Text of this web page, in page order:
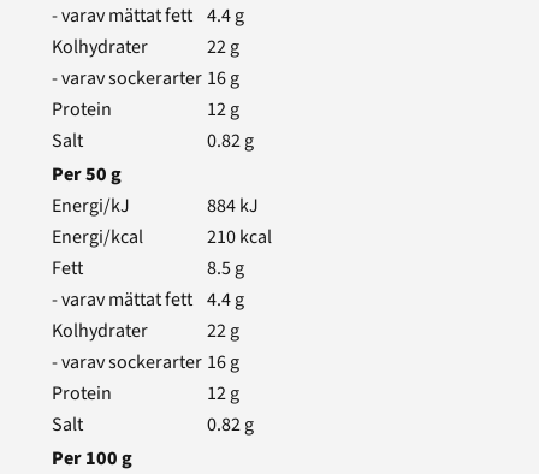
- varav mättat fett 4.4g
Kolhydrater
22g
- varav sockerarter 16g
Protein
12g
Salt
0.82g
Per50g
Energi/kJ
884kJ
Energi/kcal
210kcal
Fett
8.5g
- varav mättat fett 4.4g
Kolhydrater
22g
- varav sockerarter 16g
Protein
12g
Salt
0.82g
Per100g